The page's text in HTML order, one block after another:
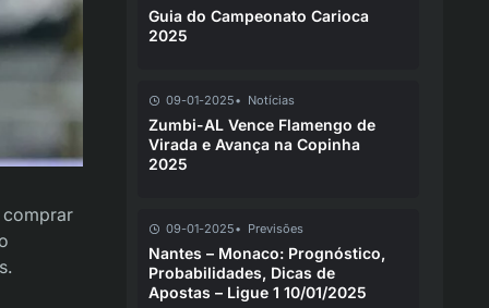
comprar
Guia do Campeonato Carioca
2025
09-01-2025 Notícias
Zumbi-AL Vence Flamengo de
Virada e Avança na Copinha
2025
09-01-2025 Previsões
Nantes – Monaco: Prognóstico,
Probabilidades, Dicas de
Apostas – Ligue 1 10/01/2025